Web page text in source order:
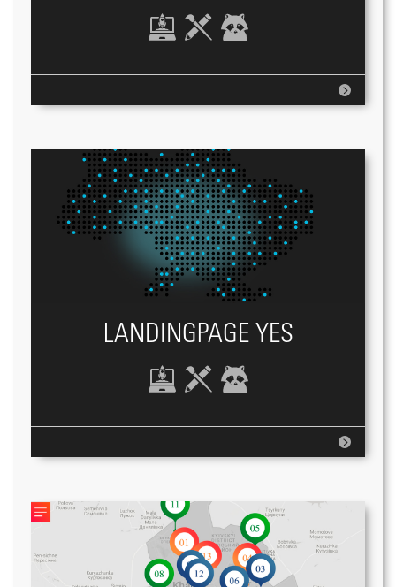
LANDINGPAGE YES